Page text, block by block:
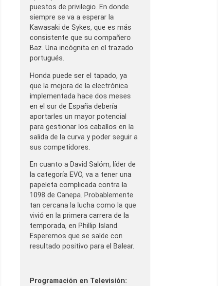
puestos de privilegio. En donde
siempre se va a esperar la
Kawasaki de Sykes, que es más
consistente que su compañero
Baz. Una incógnita en el trazado
portugués.
Honda puede ser el tapado, ya
que la mejora de la electrónica
implementada hace dos meses
en el sur de España debería
aportarles un mayor potencial
para gestionar los caballos en la
salida de la curva y poder seguir a
sus competidores.
En cuanto a David Salóm, líder de
la categoría EVO, va a tener una
papeleta complicada contra la
1098 de Canepa. Probablemente
tan cercana la lucha como la que
vivió en la primera carrera de la
temporada, en Phillip Island.
Esperemos que se salde con
resultado positivo para el Balear.
Programación en Televisión: